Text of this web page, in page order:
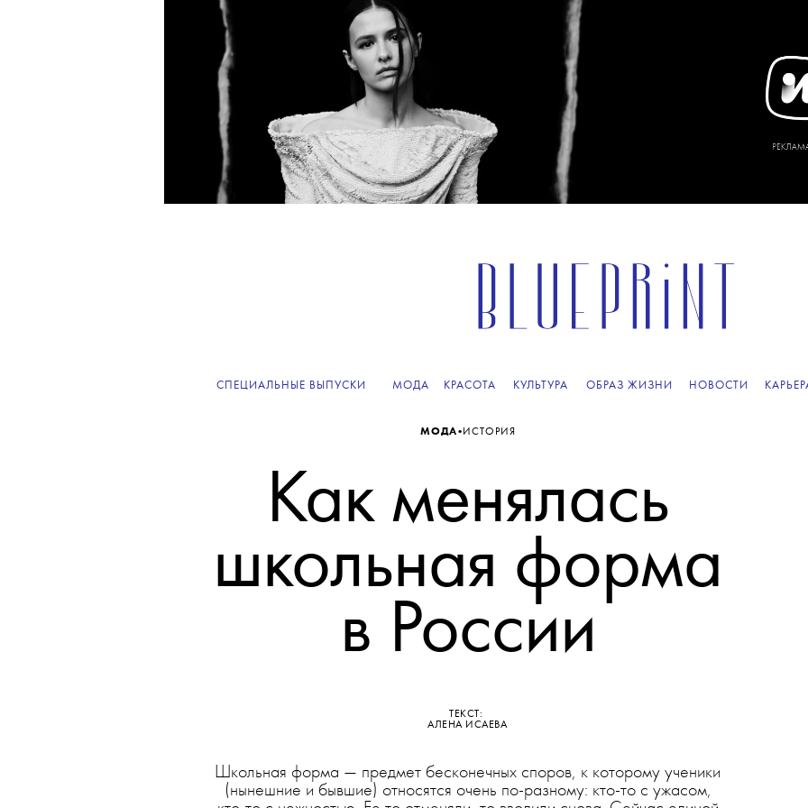
СПЕЦИАЛЬНЫЕ ВЫПУСКИ МОДА КРАСОТА КУЛЬТУРА ОБРАЗ ЖИЗНИ НОВОСТИ
МОДА•ИСТОРИЯ
Как менялась
школьная форма
в России
ТЕКСТ:
АЛЕНА ИСАЕВА
Школьная форма — предмет бесконечных споров, к которому ученики
(нынешние и бывшие) относятся очень по-разному: кто-то с ужасом,